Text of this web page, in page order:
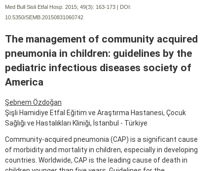
Med Bull Sisli Etfal Hosp. 2015; 49(3): 163-173 | DOI:
10.5350/SEMB.20150831060742
The management of community acquired
pneumonia in children: guidelines by the
pediatric infectious diseases society of
America
Şebnem Özdoğan
Şişli Hamidiye Etfal Eğitim ve Araştırma Hastanesi, Çocuk
Sağlığı ve Hastalıkları Kliniği, İstanbul - Türkiye
Community-acquired pneumonia (CAP) is a significant cause
of morbidity and mortality in children, especially in developing
countries. Worldwide, CAP is the leading cause of death in